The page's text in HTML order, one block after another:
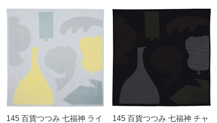
145 百貨つつみ 七福神 ライ
145 百貨つつみ 七福神 チャ